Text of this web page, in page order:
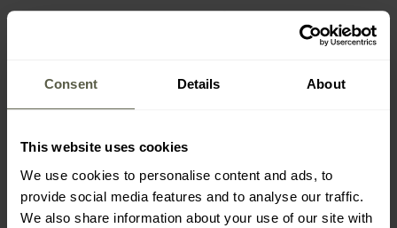
Consent Details About
This website uses cookies
We use cookies to personalise content and ads, to
provide social media features and to analyse our traffic.
We also share information about your use of our site with
CARACTÉRISTIQUES
Haute résistance à l'usure
Conçues pour couper des matériaux durs